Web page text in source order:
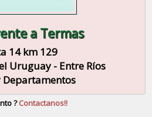
a Termas
14 km 129
Uruguay - Entre Ríos
Departamentos
?Contactanos!!